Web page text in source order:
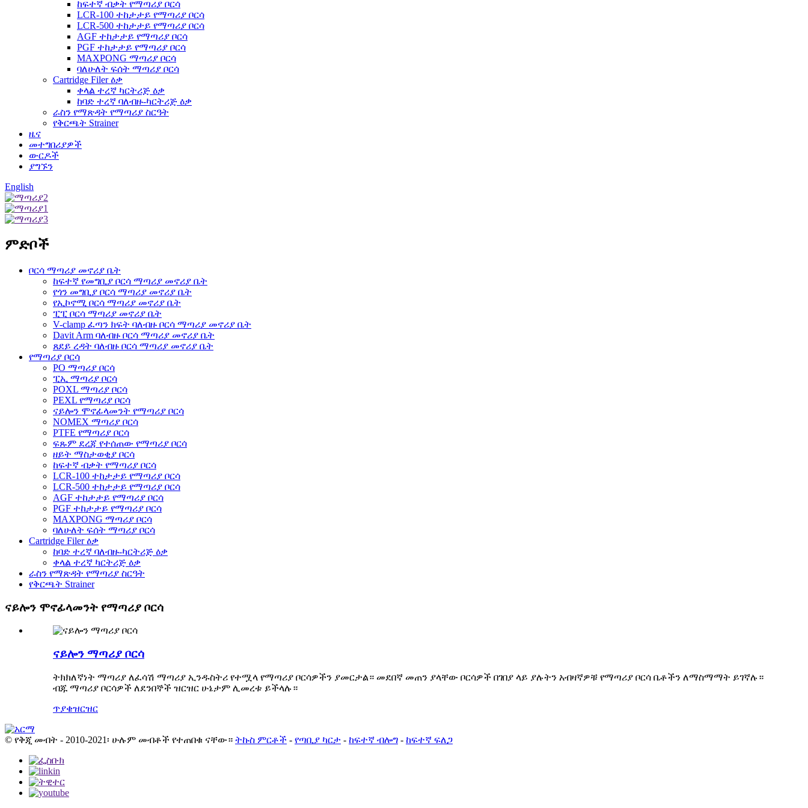
ከፍተኛ ብቃት የማጣሪያ ቦርሳ
LCR-100 ተከታታይ የማጣሪያ ቦርሳ
LCR-500 ተከታታይ የማጣሪያ ቦርሳ
AGF ተከታታይ የማጣሪያ ቦርሳ
PGF ተከታታይ የማጣሪያ ቦርሳ
MAXPONG ማጣሪያ ቦርሳ
ባለሁለት ፍሰት ማጣሪያ ቦርሳ
Cartridge Filer ዕቃ
ቀላል ተረኛ ካርትሪጅ ዕቃ
ከባድ ተረኛ ባለብዙ-ካርትሪጅ ዕቃ
ራስን የማጽዳት የማጣሪያ ስርዓት
የቅርጫት Strainer
ዜና
መተግበሪያዎች
ውርዶች
ያግኙን
English
ምድቦች
ቦርሳ ማጣሪያ መኖሪያ ቤት
ከፍተኛ የመግቢያ ቦርሳ ማጣሪያ መኖሪያ ቤት
የጎን መግቢያ ቦርሳ ማጣሪያ መኖሪያ ቤት
የኢኮኖሚ ቦርሳ ማጣሪያ መኖሪያ ቤት
ፒፒ ቦርሳ ማጣሪያ መኖሪያ ቤት
V-clamp ፈጣን ክፍት ባለብዙ ቦርሳ ማጣሪያ መኖሪያ ቤት
Davit Arm ባለብዙ ቦርሳ ማጣሪያ መኖሪያ ቤት
ጸደይ ረዳት ባለብዙ ቦርሳ ማጣሪያ መኖሪያ ቤት
የማጣሪያ ቦርሳ
PO ማጣሪያ ቦርሳ
ፒኢ ማጣሪያ ቦርሳ
POXL ማጣሪያ ቦርሳ
PEXL የማጣሪያ ቦርሳ
ናይሎን ሞኖፊላመንት የማጣሪያ ቦርሳ
NOMEX ማጣሪያ ቦርሳ
PTFE የማጣሪያ ቦርሳ
ፍጹም ደረጃ የተሰጠው የማጣሪያ ቦርሳ
ዘይት ማስታወቂያ ቦርሳ
ከፍተኛ ብቃት የማጣሪያ ቦርሳ
LCR-100 ተከታታይ የማጣሪያ ቦርሳ
LCR-500 ተከታታይ የማጣሪያ ቦርሳ
AGF ተከታታይ የማጣሪያ ቦርሳ
PGF ተከታታይ የማጣሪያ ቦርሳ
MAXPONG ማጣሪያ ቦርሳ
ባለሁለት ፍሰት ማጣሪያ ቦርሳ
Cartridge Filer ዕቃ
ከባድ ተረኛ ባለብዙ-ካርትሪጅ ዕቃ
ቀላል ተረኛ ካርትሪጅ ዕቃ
ራስን የማጽዳት የማጣሪያ ስርዓት
የቅርጫት Strainer
ናይሎን ሞኖፊላመንት የማጣሪያ ቦርሳ
ናይሎን ማጣሪያ ቦርሳ
ትክክለኛነት ማጣሪያ ለፈሳሽ ማጣሪያ ኢንዱስትሪ የተሟላ የማጣሪያ ቦርሳዎችን ያመርታል። መደበኛ መጠን ያላቸው ቦርሳዎች በገበያ ላይ ያሉትን አብዛኛዎቹ የማጣሪያ ቦርሳ ቤቶችን ለማስማማት ይገኛሉ።
ብጁ ማጣሪያ ቦርሳዎች ለደንበኞች ዝርዝር ሁኔታም ሊመረቱ ይችላሉ።
ጥያቄዝርዝር
© የቅጂ መብት - 2010-2021፡ ሁሉም መብቶች የተጠበቁ ናቸው። ትኩስ ምርቶች - የጣቢያ ካርታ - ከፍተኛ ብሎግ - ከፍተኛ ፍለጋ